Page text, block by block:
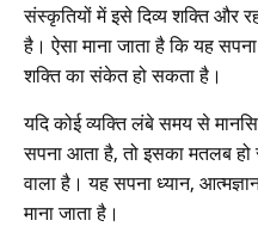
संस्कृतियों में इसे दिव्य शक्ति और
है। ऐसा माना जाता है कि यह
शक्ति का संकेत हो सकता है।
यदि कोई व्यक्ति लंबे समय से
सपना आता है, तो इसका मतलब
वाला है। यह सपना ध्यान,
माना जाता है।